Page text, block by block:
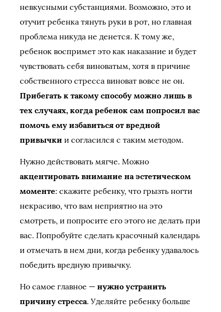
невкусными субстанциями. Возможно, это и
отучит ребенка тянуть руки в рот, но главная
проблема никуда не денется. К тому же,
ребенок воспримет это как наказание и будет
чувствовать себя виноватым, хотя в причине
собственного стресса виноват вовсе не он.
Прибегать к такому способу можно лишь в
тех случаях, когда ребенок сам попросил вас
помочь ему избавиться от вредной
привычки и согласился с таким методом.
Нужно действовать мягче. Можно
акцентировать внимание на эстетическом
моменте: скажите ребенку, что грызть ногти
некрасиво, что вам неприятно на это
смотреть, и попросите его этого не делать при
вас. Попробуйте сделать красочный календарь
и отмечать в нем дни, когда ребенку удавалось
победить вредную привычку.
Но самое главное — нужно устранить
причину стресса. Уделяйте ребенку больше